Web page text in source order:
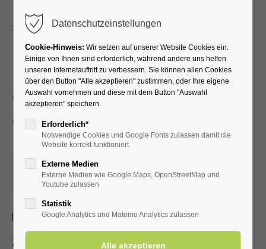
Neues und
Wissenswertes über Bad
Westernkotten
22.05.2023, 15:00
ORT: KURHALLE
Lichtbildervortrag zum Heilbad für Jedermann
Zutritt mit gültiger Kur- /Einwohnerkarte
Datenschutzeinstellungen
Cookie-Hinweis: Wir setzen auf unserer Website Cookies ein.
Einige von Ihnen sind erforderlich, während andere uns helfen
unseren Internetauftritt zu verbessern. Sie können allen Cookies
über den Button "Alle akzeptieren" zustimmen, oder Ihre eigene
Auswahl vornehmen und diese mit dem Button "Auswahl
akzeptieren" speichern.
Erforderlich*
Notwendige Cookies und Google Fonts zulassen damit die
Website korrekt funktioniert
Externe Medien
Externe Medien wie Google Maps, OpenStreetMap und
Youtube zulassen
Statistik
Google Analytics und Matomo Analytics zulassen